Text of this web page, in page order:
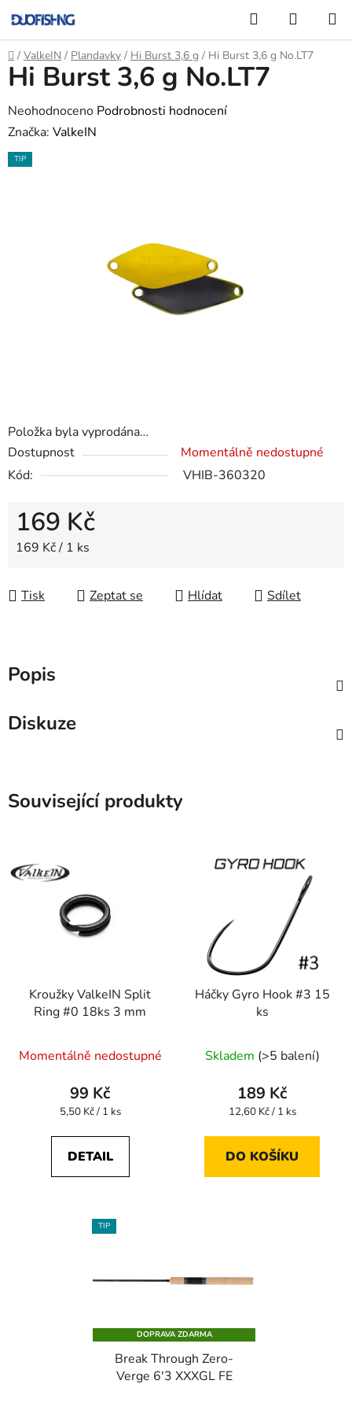
na
obsah
Hledat
KOŠÍK
Domů
/ ValkeIN / Plandavky / Hi Burst 3,6 g / Hi Burst 3,6 g No.LT7
Položka byla vyprodána…
Dostupnost
Momentálně nedostupné
Kód:
VHIB-360320
169 Kč
Měrná cena:
169 Kč / 1 ks
Tisk Zeptat se Hlídat Sdílet
Hi Burst 3,6 g No.LT7
Průměrné
hodnocení
produktu
Neohodnoceno Podrobnosti hodnocení
Značka: ValkeIN
TIP
Popis
Diskuze
Související produkty
Kroužky ValkeIN Split
Ring #0 18ks 3 mm
Momentálně nedostupné
99 Kč
Měrná
5,50 Kč / 1 ks
DETAIL
Háčky Gyro Hook #3 15
ks
Skladem (>5 balení)
189 Kč
Měrná
12,60 Kč / 1 ks
DO KOŠÍKU
TIP
DOPRAVA ZDARMA
Break Through Zero-
Verge 6'3 XXXGL FE